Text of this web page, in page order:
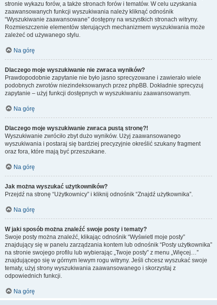
stronie wykazu forów, a także stronach forów i tematów. W celu uzyskania
zaawansowanych funkcji wyszukiwania należy kliknąć odnośnik
“Wyszukiwanie zaawansowane” dostępny na wszystkich stronach witryny.
Rozmieszczenie elementów sterujących mechanizmem wyszukiwania może
zależeć od używanego stylu.
Na górę
Dlaczego moje wyszukiwanie nie zwraca wyników?
Prawdopodobnie zapytanie nie było jasno sprecyzowane i zawierało wiele
podobnych zwrotów niezindeksowanych przez phpBB. Dokładnie sprecyzuj
zapytanie – użyj funkcji dostępnych w wyszukiwaniu zaawansowanym.
Na górę
Dlaczego moje wyszukiwanie zwraca pustą stronę?!
Wyszukiwanie zwróciło zbyt dużo wyników. Użyj zaawansowanego
wyszukiwania i postaraj się bardziej precyzyjnie określić szukany fragment
oraz fora, które mają być przeszukane.
Na górę
Jak można wyszukać użytkowników?
Przejdź na stronę “Użytkownicy” i kliknij odnośnik “Znajdź użytkownika”.
Na górę
W jaki sposób można znaleźć swoje posty i tematy?
Swoje posty można znaleźć, klikając odnośnik “Wyświetl moje posty”
znajdujący się w panelu zarządzania kontem lub odnośnik “Posty użytkownika”
na stronie swojego profilu lub wybierając „Twoje posty” z menu „Więcej…”
znajdującego się w górnym lewym rogu witryny. Jeśli chcesz wyszukać swoje
tematy, użyj strony wyszukiwania zaawansowanego i skorzystaj z
odpowiednich funkcji.
Na górę